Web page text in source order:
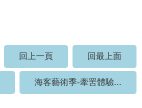
回上一頁
回最上面
海客藝術季-牽罟體驗...